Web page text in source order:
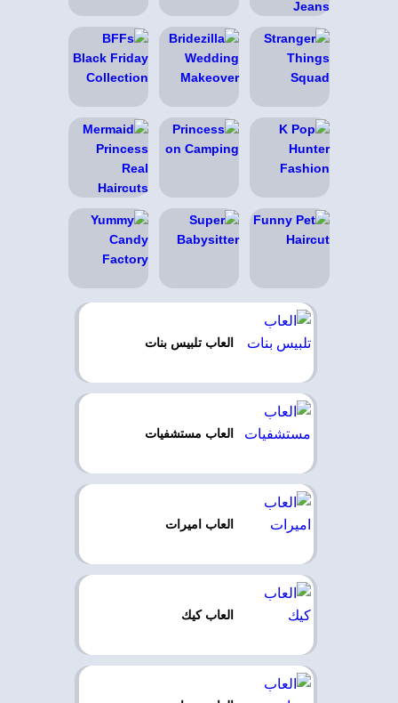
العاب تلبيس بنات
العاب مستشفيات
العاب اميرات
العاب كيك